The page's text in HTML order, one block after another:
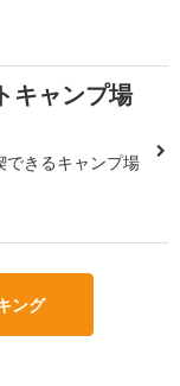
キャンプ場
できるキャンプ場
ング